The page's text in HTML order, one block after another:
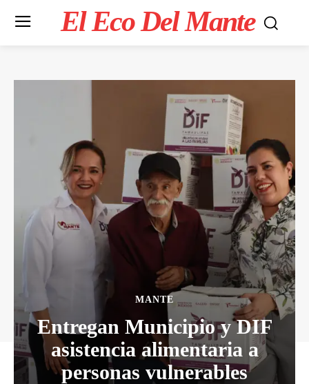
El Eco Del Mante
MANTE
Entregan Municipio y DIF
asistencia alimentaria a
personas vulnerables